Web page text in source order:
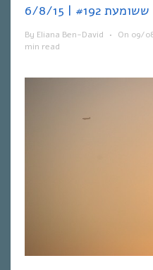
By Eliana Ben-David • On 09/
min read